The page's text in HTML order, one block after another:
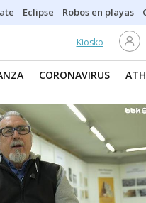
Eclipse Robos en playas
Kiosko
CORONAVIRUS